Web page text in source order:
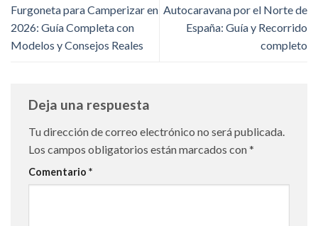
Furgoneta para Camperizar en
2026: Guía Completa con
Modelos y Consejos Reales
Autocaravana por el Norte de
España: Guía y Recorrido
completo
Deja una respuesta
Tu dirección de correo electrónico no será publicada.
Los campos obligatorios están marcados con*
Comentario *